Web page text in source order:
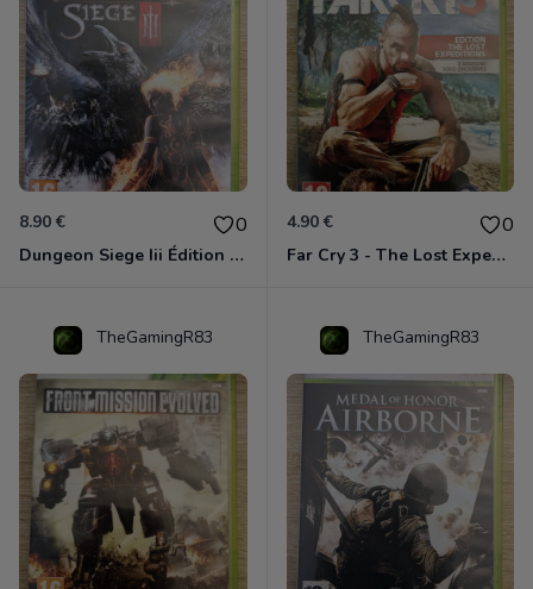
8.90 € 0
Dungeon Siege Iii Édition Limitée - Vf Intégrale Xbox 360
4.90 € 0
Far Cry 3 - The Lost Expeditions - Edition Spéciale Xbox 360
TheGamingR83 TheGamingR83